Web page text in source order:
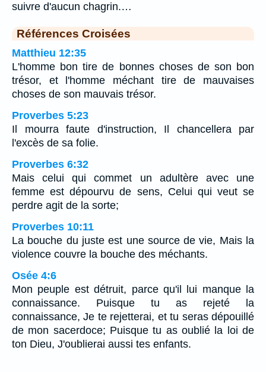
suivre d'aucun chagrin.…
Références Croisées
Matthieu 12:35
L'homme bon tire de bonnes choses de son bon
trésor, et l'homme méchant tire de mauvaises
choses de son mauvais trésor.
Proverbes 5:23
Il mourra faute d'instruction, Il chancellera par
l'excès de sa folie.
Proverbes 6:32
Mais celui qui commet un adultère avec une
femme est dépourvu de sens, Celui qui veut se
perdre agit de la sorte;
Proverbes 10:11
La bouche du juste est une source de vie, Mais la
violence couvre la bouche des méchants.
Osée 4:6
Mon peuple est détruit, parce qu'il lui manque la
connaissance. Puisque tu as rejeté la
connaissance, Je te rejetterai, et tu seras dépouillé
de mon sacerdoce; Puisque tu as oublié la loi de
ton Dieu, J'oublierai aussi tes enfants.